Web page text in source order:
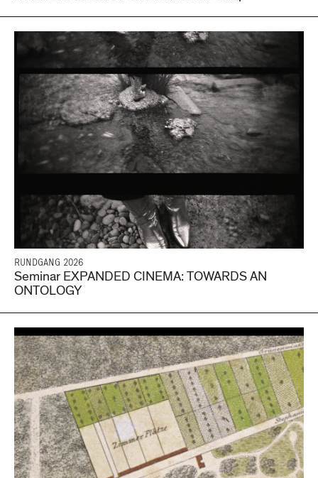
RUNDGANG 2026
Seminar EXPANDED CINEMA: TOWARDS AN
ONTOLOGY